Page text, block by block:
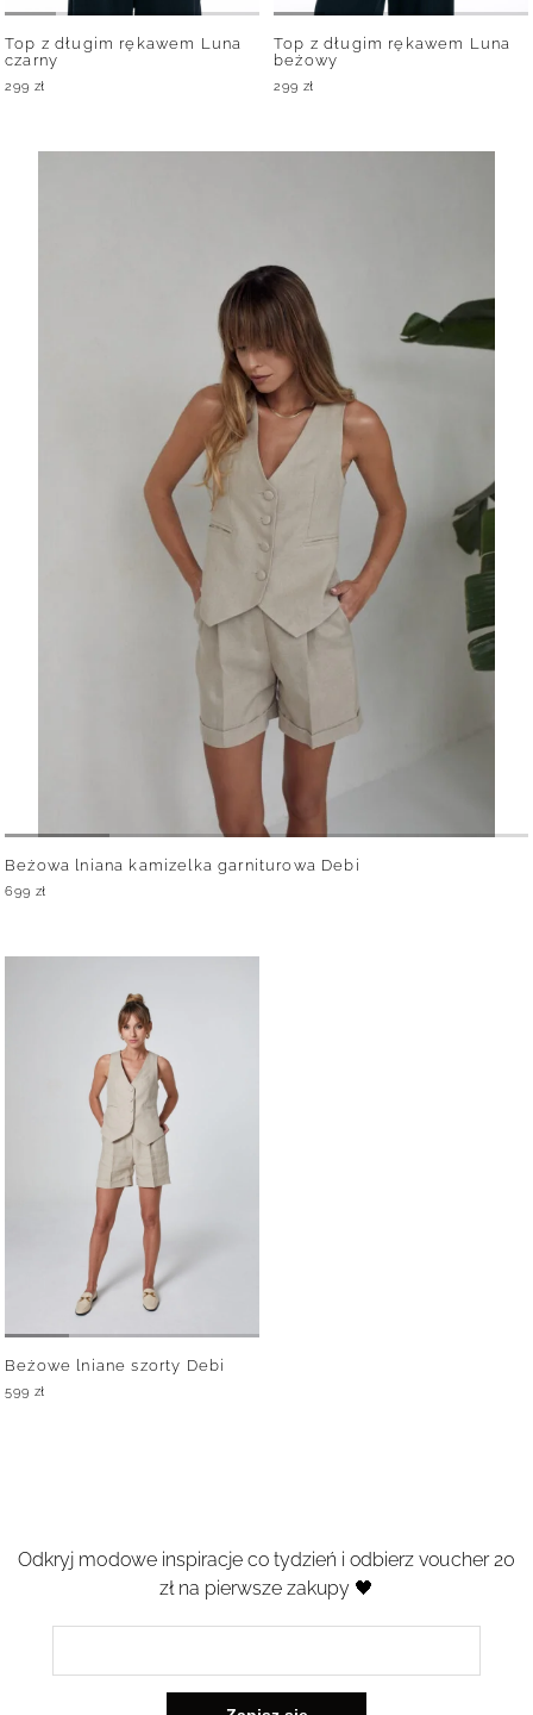
Top z długim rękawem Luna
czarny
299 zł
Top z długim rękawem Luna
beżowy
299 zł
Beżowa lniana kamizelka garniturowa Debi
699 zł
Beżowe lniane szorty Debi
599 zł
Odkryj modowe inspiracje co tydzień i odbierz voucher 20
zł na pierwsze zakupy 🖤